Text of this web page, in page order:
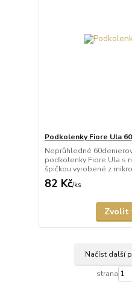
Podkolenky Fiore Ula 60
Neprůhledné
podkolenky Fiore Ula s
špičkou vyrobené z
82 Kč/ks
Zvolit
Načíst další
strana